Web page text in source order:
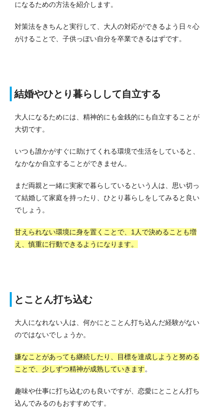
になるための方法を紹介します。
対策法をきちんと実行して、大人の対応ができるよう日々心
がけることで、子供っぽい自分を卒業できるはずです。
結婚やひとり暮らしして自立する
大人になるためには、精神的にも金銭的にも自立することが
大切です。
いつも誰かがすぐに助けてくれる環境で生活をしていると、
なかなか自立することができません。
まだ両親と一緒に実家で暮らしているという人は、思い切っ
て結婚して家庭を持ったり、ひとり暮らしをしてみると良い
でしょう。
甘えられない環境に身を置くことで、1人で決めることも増
え、慎重に行動できるようになります。
とことん打ち込む
大人になれない人は、何かにとことん打ち込んだ経験がない
のではないでしょうか。
嫌なことがあっても継続したり、目標を達成しようと努める
ことで、少しずつ精神が成熟していきます。
趣味や仕事に打ち込むのも良いですが、恋愛にとことん打ち
込んでみるのもおすすめです。